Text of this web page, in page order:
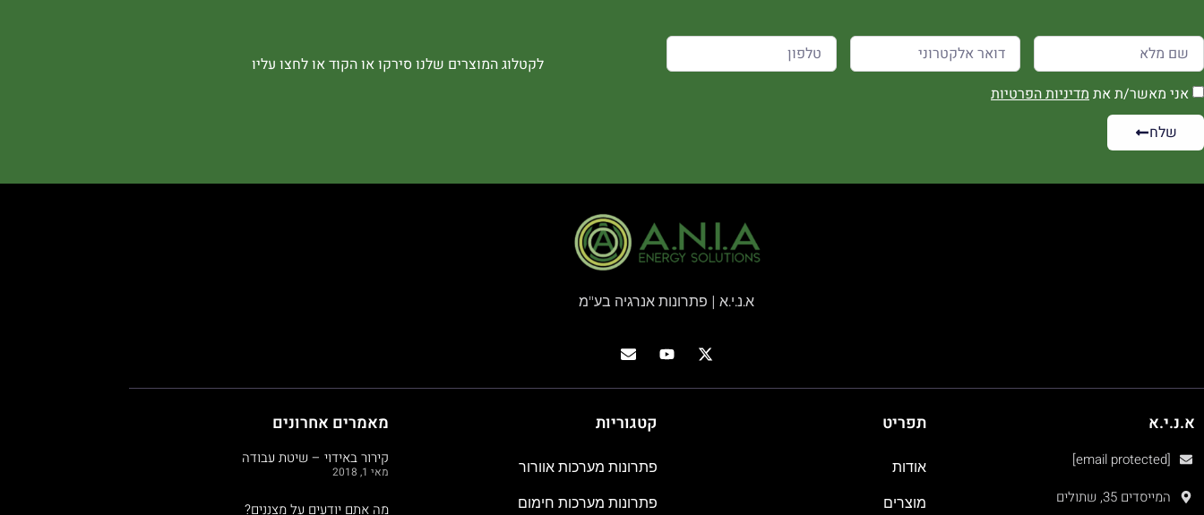
אני מאשר/ת את מדיניות הפרטיות
שלח
לקטלוג המוצרים שלנו סירקו או הקוד או לחצו עליו
א.נ.י.א | פתרונות אנרגיה בע"מ
א.נ.י.א
[email protected]
המייסדים 35, שתולים
תפריט
אודות
מוצרים
קטגוריות
פתרונות מערכות אוורור
פתרונות מערכות חימום
מאמרים אחרונים
קירור באידוי – שיטת עבודה
מאי 1, 2018
מה אתם יודעים על מצננים?